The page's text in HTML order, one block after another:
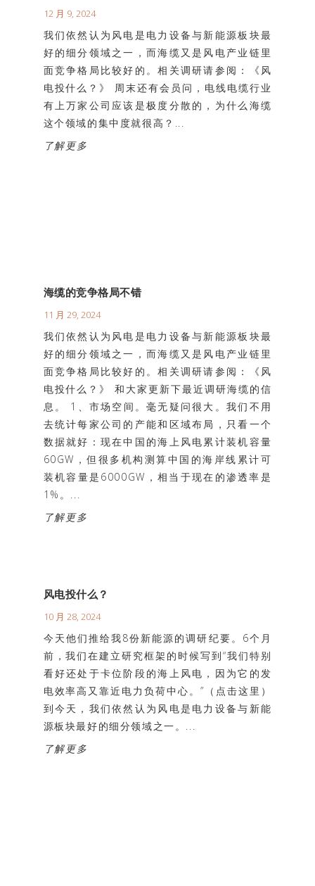
12 月 9, 2024
我们依然认为风电是电力设备与新能源板块最
好的细分领域之一，而海缆又是风电产业链里
面竞争格局比较好的。相关调研请参阅：《风
电投什么？》 周末还有会员问，电线电缆行业
有上万家公司应该是极度分散的，为什么海缆
这个领域的集中度就很高？...
了解更多
海缆的竞争格局不错
11 月 29, 2024
我们依然认为风电是电力设备与新能源板块最
好的细分领域之一，而海缆又是风电产业链里
面竞争格局比较好的。相关调研请参阅：《风
电投什么？》 和大家更新下最近调研海缆的信
息。 1、市场空间。毫无疑问很大。我们不用
去统计每家公司的产能和区域布局，只看一个
数据就好：现在中国的海上风电累计装机容量
60GW，但很多机构测算中国的海岸线累计可
装机容量是6000GW，相当于现在的渗透率是
1%。...
了解更多
风电投什么？
10 月 28, 2024
今天他们推给我8份新能源的调研纪要。6个月
前，我们在建立研究框架的时候写到“我们特别
看好还处于卡位阶段的海上风电，因为它的发
电效率高又靠近电力负荷中心。”（点击这里）
到今天，我们依然认为风电是电力设备与新能
源板块最好的细分领域之一。...
了解更多